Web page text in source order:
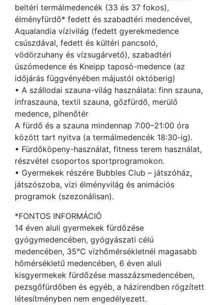
beltéri termálmedencék (33 és 37 fokos),
élményfürdő* fedett és szabadtéri medencével,
Aqualandia vízivilág (fedett gyerekmedence
csúszdával, fedett és kültéri pancsoló,
vödörzuhany és vízsugárvető), szabadtéri
úszómedence és Kneipp taposó-medence (az
időjárás függvényében májustól októberig)
• A szállodai szauna-világ használata: finn szauna,
infraszauna, textil szauna, gőzfürdő, merülő
medence, pihenőtér
A fürdő és a szauna mindennap 7:00–21:00 óra
között tart nyitva (a termálmedencék 18:30-ig).
• Fürdőköpeny-használat, fitness terem használat,
részvétel csoportos sportprogramokon.
• Gyermekek részére Bubbles Club – játszóház,
játszószoba, vízi élményvilág és animációs
programok (szezonálisan).
*FONTOS INFORMÁCIÓ
14 éven aluli gyermekek fürdőzése
gyógymedencében, gyógyászati célú
medencében, 35°C vízhőmérsékletnél magasabb
hőmérsékletű medencében, 6 éven aluli
kisgyermekek fürdőzése masszázsmedencében,
pezsgőfürdőben és egyéb, a házirendben rögzített
létesítményben nem engedélyezett.